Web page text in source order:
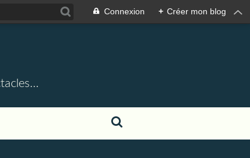
Connexion + Créer mon blog